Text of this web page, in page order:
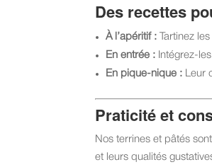
Des recettes
À l’apéritif : Tartinez
En entrée : Intégrez-
En pique-nique : Leur
Praticité et
Nos terrines et pâtés
et leurs qualités